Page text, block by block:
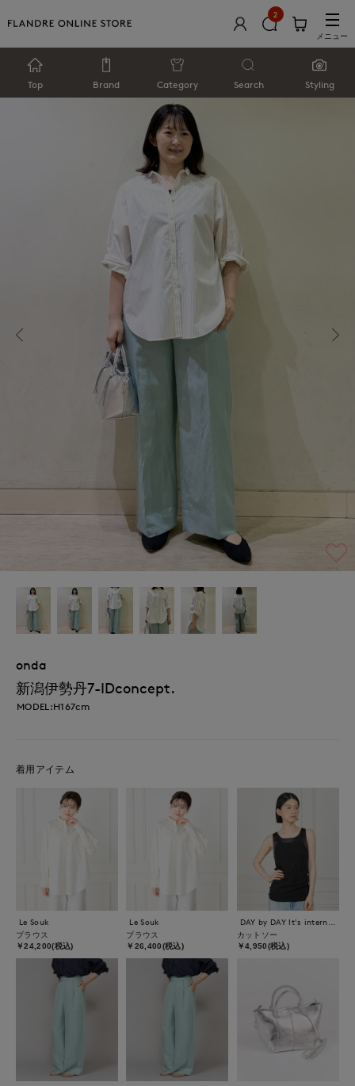
2
メニュー
Top Brand Category Search Styling
onda
新潟伊勢丹7-IDconcept.
MODEL:H167cm
着用アイテム
Le Souk
ブラウス
￥24,200(税込)
Le Souk
ブラウス
￥26,400(税込)
カットソー
￥4,950(税込)